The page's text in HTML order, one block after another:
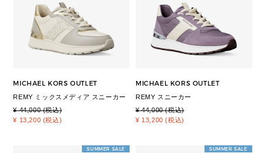
MICHAEL KORS OUTLET
REMY ミックスメディア スニーカー
¥ 44,000 (税込)
¥ 13,200 (税込)
MICHAEL KORS OUTLET
REMY スニーカー
¥ 44,000 (税込)
¥ 13,200 (税込)
SUMMER SALE
SUMMER SALE